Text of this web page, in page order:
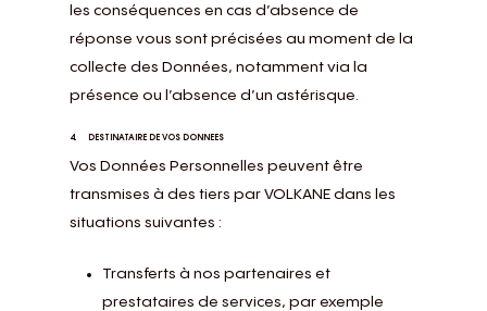
les conséquences en cas d’absence de
réponse vous sont précisées au moment de la
collecte des Données, notamment via la
présence ou l’absence d’un astérisque.
4. DESTINATAIRE DE VOS DONNEES
Vos Données Personnelles peuvent être
transmises à des tiers par VOLKANE dans les
situations suivantes :
Transferts à nos partenaires et
prestataires de services, par exemple